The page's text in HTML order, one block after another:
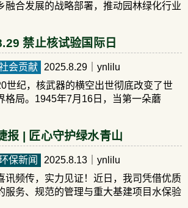
融合发展的战略部署，推动园林绿化行业
禁止核试验国际日
会贡献 2025.8.29 ｜ynlilu
世纪，核武器的横空出世彻底改变了世
格局。1945年7月16日，当第一朵蘑
报 | 匠心守护绿水青山
保新闻 2025.8.13 ｜ynlilu
讯频传，实力见证！近日，我司凭借优质
服务、规范的管理与重大基建项目水保验